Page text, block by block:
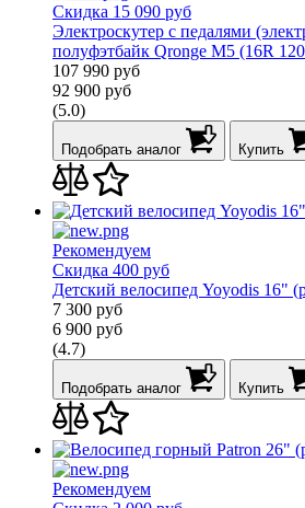
Скидка 15 090 руб
Электроскутер с педалями
полуфэтбайк Qronge M5 (16R
107 990 руб
92 900 руб
(5.0)
Подобрать аналог Купить
Рекомендуем
Скидка 400 руб
Детский велосипед Yoyodis 16"
7 300 руб
6 900 руб
(4.7)
Подобрать аналог Купить
Рекомендуем